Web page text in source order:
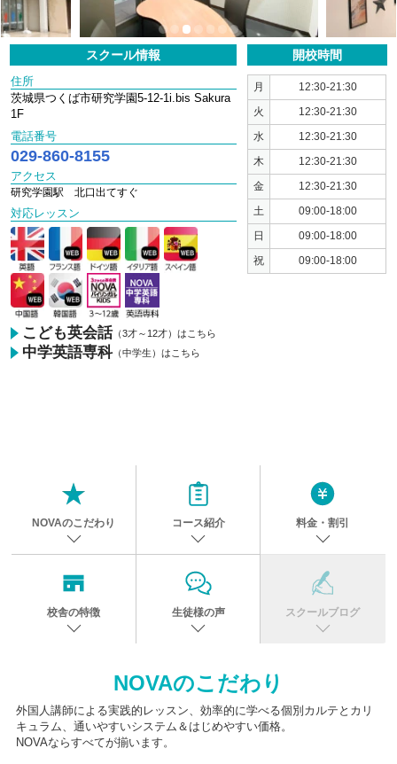
スクール情報
住所
茨城県つくば市研究学園5-12-1i.bis Sakura
1F
電話番号
029-860-8155
アクセス
研究学園駅 北口出てすぐ
対応レッスン
こども英会話（3才～12才）はこちら
中学英語専科（中学生）はこちら
開校時間
月 12:30-21:30
火 12:30-21:30
水 12:30-21:30
木 12:30-21:30
金 12:30-21:30
土 09:00-18:00
日 09:00-18:00
祝 09:00-18:00
1 3 7
NOVAのこだわり コース紹介 料金・割引
校舎の特徴 生徒様の声 スクールブログ
NOVAのこだわり
外国人講師による実践的レッスン、効率的に学べる個別カルテとカリ
キュラム、通いやすいシステム＆はじめやすい価格。
NOVAならすべてが揃います。